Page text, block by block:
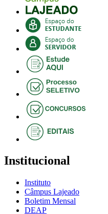
Institucional
Instituto
Câmpus Lajeado
Boletim Mensal
DEAP